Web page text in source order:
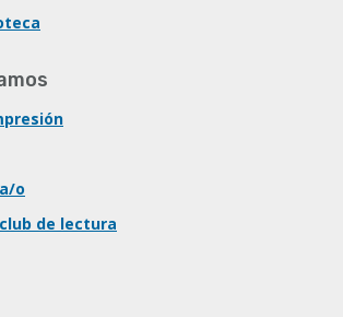
o
club de lectura